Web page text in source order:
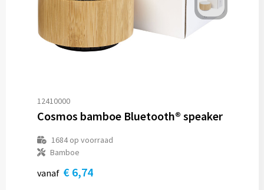
12410000
Cosmos bamboe Bluetooth® speaker
1684op voorraad
Bamboe
vanaf € 6,74